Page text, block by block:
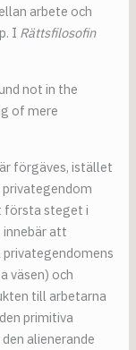
arbete och
I Rättsfilosofin
not in the
of mere
förgäves, istället
första steget i
att
väsen) och
till arbetarna
primitiva
alienerande